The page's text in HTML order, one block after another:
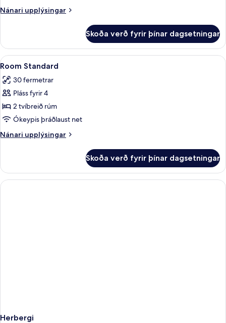
tvíbreið
Nánari upplýsingar
Nánari
herbergi
2
rúm
Skoða verð fyrir þínar dagsetningar
Skoða
allar
myndir
fyrir
Room
Standard
Rúmföt af bestu gerð, straujárn/
2
Room Standard
30 fermetrar
Pláss fyrir 4
2 tvíbreið rúm
Ókeypis þráðlaust net
Nánari upplýsingar
Nánari
Standard
Skoða verð fyrir þínar dagsetningar
Herbergi